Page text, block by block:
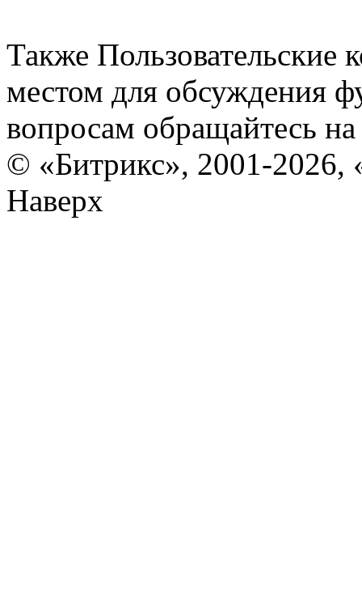
Также Пользовательские
местом для обсуждения
вопросам обращайтесь
© «Битрикс», 2001-2026,
Наверх